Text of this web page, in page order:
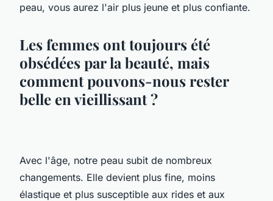
peau, vous aurez l'air plus jeune et plus confiante.
Les femmes ont toujours été
obsédées par la beauté, mais
comment pouvons-nous rester
belle en vieillissant ?
Avec l'âge, notre peau subit de nombreux
changements. Elle devient plus fine, moins
élastique et plus susceptible aux rides et aux